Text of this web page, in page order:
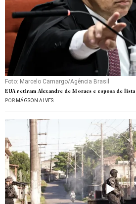
Foto: Marcelo Camargo/Agência Brasil
EUA retiram Alexandre de Moraes e esposa de
POR MÁGSON ALVES